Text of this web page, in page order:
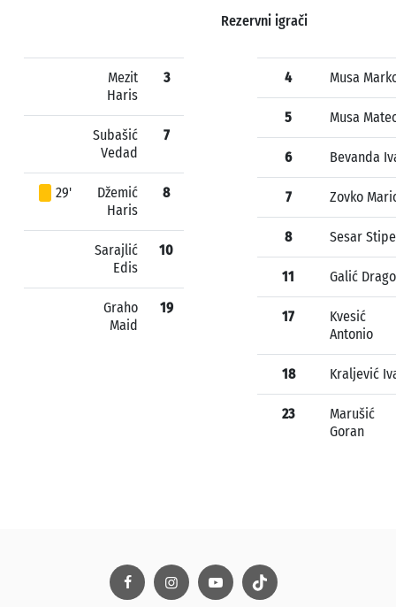
Rezervni igrači
Mezit
Haris
3
Subašić
Vedad
7
29'
Džemić
Haris
8
Sarajlić
Edis
10
Graho
Maid
19
4 Musa
5 Musa
6 Bevanda
7 Zovko
8 Sesar Stipe
11 Galić Drago
17
Kvesić
Antonio
18 Kraljević
23
Marušić
Goran